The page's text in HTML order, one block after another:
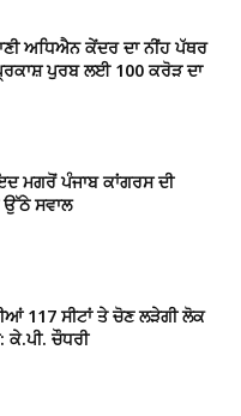
ਅਧਿਐਨ ਕੇਂਦਰ ਦਾ ਨੀਂਹ ਪੱਥਰ
ਪੁਰਬ ਲਈ 100 ਕਰੋੜ ਦਾ
ਮਗਰੋਂ ਪੰਜਾਬ ਕਾਂਗਰਸ ਦੀ
ਸਵਾਲ
117 ਸੀਟਾਂ ਤੇ ਚੋਣ ਲੜੇਗੀ ਲੋਕ
ਕੇ.ਪੀ. ਚੌਧਰੀ